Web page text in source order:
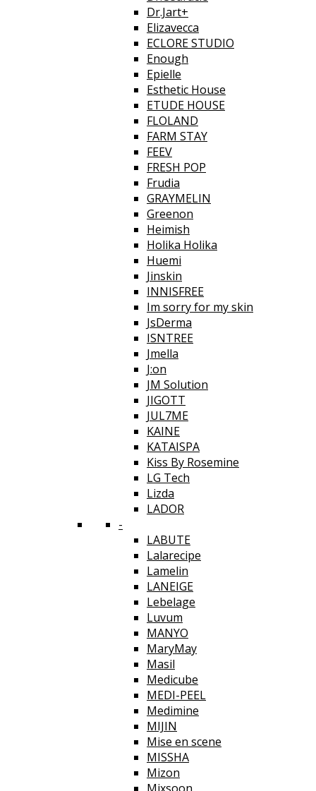
Dr.Jart+
Elizavecca
ECLORE STUDIO
Enough
Epielle
Esthetic House
ETUDE HOUSE
FLOLAND
FARM STAY
FEEV
FRESH POP
Frudia
GRAYMELIN
Greenon
Heimish
Holika Holika
Huemi
Jinskin
INNISFREE
Im sorry for my skin
JsDerma
ISNTREE
Jmella
J:on
JM Solution
JIGOTT
JUL7ME
KAINE
KATAISPA
Kiss By Rosemine
LG Tech
Lizda
LADOR
-
LABUTE
Lalarecipe
Lamelin
LANEIGE
Lebelage
Luvum
MANYO
MaryMay
Masil
Medicube
MEDI-PEEL
Medimine
MIJIN
Mise en scene
MISSHA
Mizon